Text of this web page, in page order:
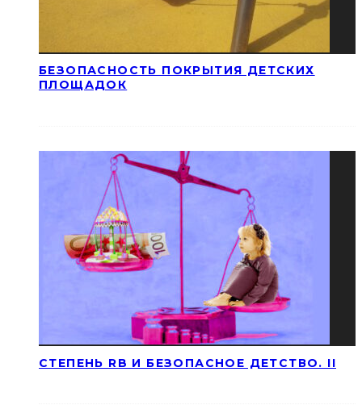
БЕЗОПАСНОСТЬ ПОКРЫТИЯ ДЕТСКИХ
ПЛОЩАДОК
СТЕПЕНЬ RB И БЕЗОПАСНОЕ ДЕТСТВО. II